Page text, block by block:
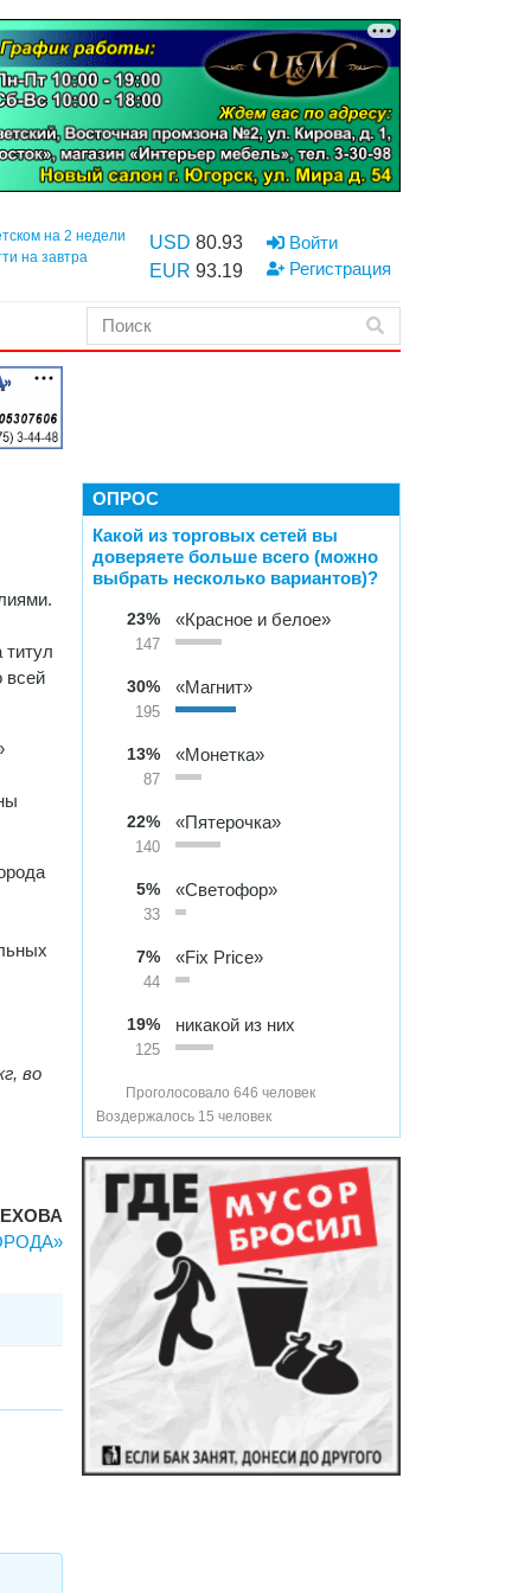
на 2 недели
на завтра
USD 80.93
EUR 93.19
Войти
Регистрация
титул
всей
во
ОПРОС
Какой из торговых сетей вы
доверяете больше всего (можно
выбрать несколько вариантов)?
23%
147
«Красное и белое»
30%
195
«Магнит»
13%
87
«Монетка»
22%
140
«Пятерочка»
5%
33
«Светофор»
7%
44
«Fix Price»
19%
125
никакой из них
Проголосовало 646 человек
Воздержалось 15 человек